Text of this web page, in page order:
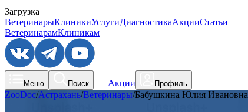
Загрузка
ВетеринарыКлиникиУслугиДиагностикаАкцииСтатьи
ВетеринарамКлиникам
Меню Поиск Акции Профиль
ZooDoc/Астрахань/Ветеринары/Бабушкина Юлия Ивановна